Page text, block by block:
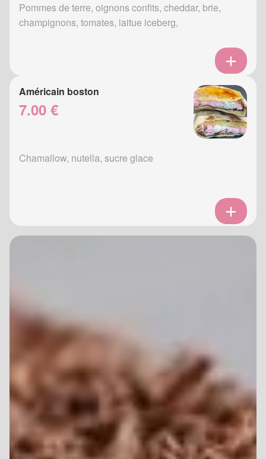
Pommes de terre, oignons confits, cheddar, brie,
champignons, tomates, laitue iceberg,
Américain boston
7.00 €
Chamallow, nutella, sucre glace